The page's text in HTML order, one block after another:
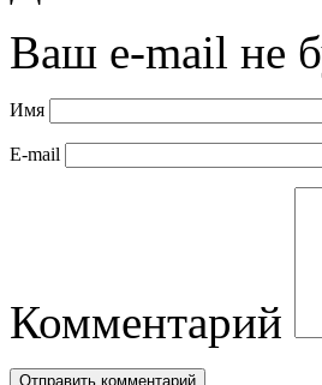
Ваш e-mail не
Имя
E-mail
Комментарий